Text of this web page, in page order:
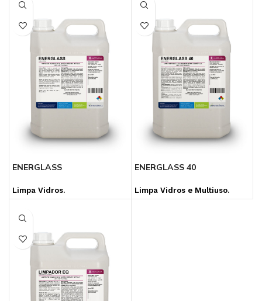
ENERGLASS
Limpa Vidros.
ENERGLASS 40
Limpa Vidros e Multiuso.